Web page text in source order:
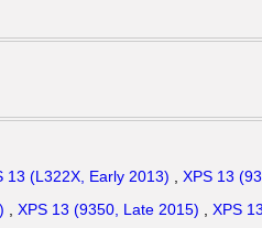
13 (L322X, Early 2013)
XPS 13
XPS 13 (9350, Late 2015)
XPS